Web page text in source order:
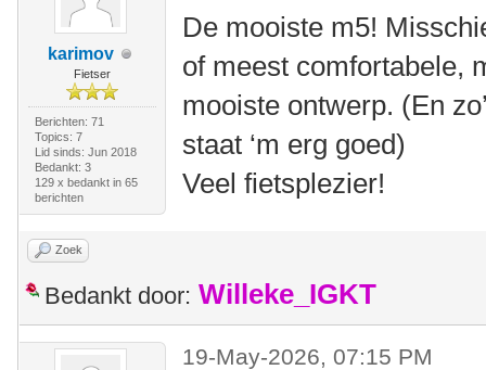
karimov
Fietser
Berichten: 71
Topics: 7
Lid sinds: Jun 2018
Bedankt: 3
129 x bedankt in 65
berichten
De mooiste m5!
of meest comfortabele,
mooiste ontwerp. (En
staat ‘m erg goed)
Veel fietsplezier!
Zoek
Bedankt door: Willeke_IGKT
19-May-2026, 07:15 PM